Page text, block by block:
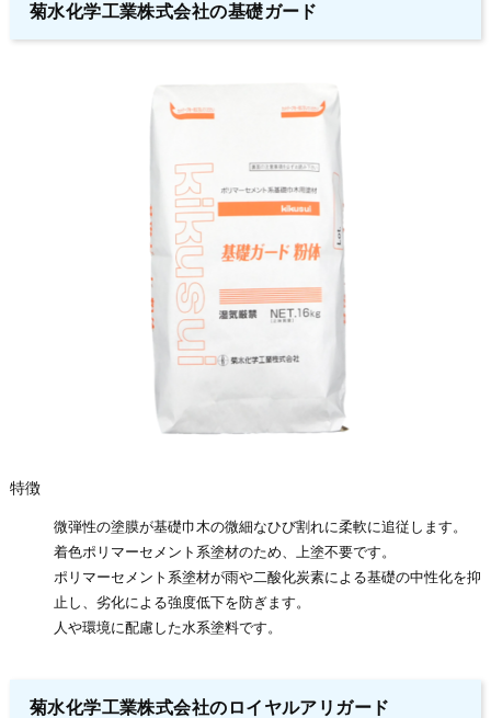
菊水化学工業株式会社の基礎ガード
特徴
微弾性の塗膜が基礎巾木の微細なひび割れに柔軟に追従します。
着色ポリマーセメント系塗材のため、上塗不要です。
ポリマーセメント系塗材が雨や二酸化炭素による基礎の中性化を抑
止し、劣化による強度低下を防ぎます。
人や環境に配慮した水系塗料です。
菊水化学工業株式会社のロイヤルアリガード